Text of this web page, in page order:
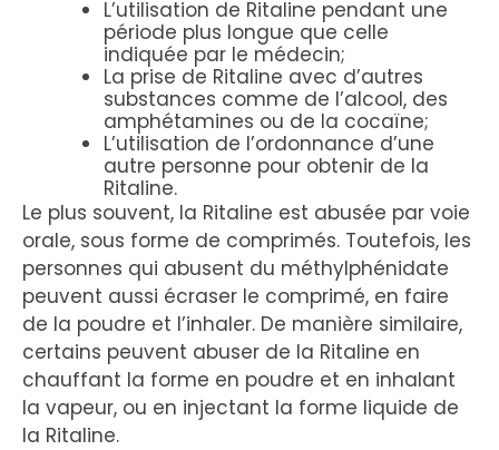
L’utilisation de Ritaline pendant une
période plus longue que celle
indiquée par le médecin;
La prise de Ritaline avec d’autres
substances comme de l’alcool, des
amphétamines ou de la cocaïne;
L’utilisation de l’ordonnance d’une
autre personne pour obtenir de la
Ritaline.
Le plus souvent, la Ritaline est abusée par voie
orale, sous forme de comprimés. Toutefois, les
personnes qui abusent du méthylphénidate
peuvent aussi écraser le comprimé, en faire
de la poudre et l’inhaler. De manière similaire,
certains peuvent abuser de la Ritaline en
chauffant la forme en poudre et en inhalant
la vapeur, ou en injectant la forme liquide de
la Ritaline.